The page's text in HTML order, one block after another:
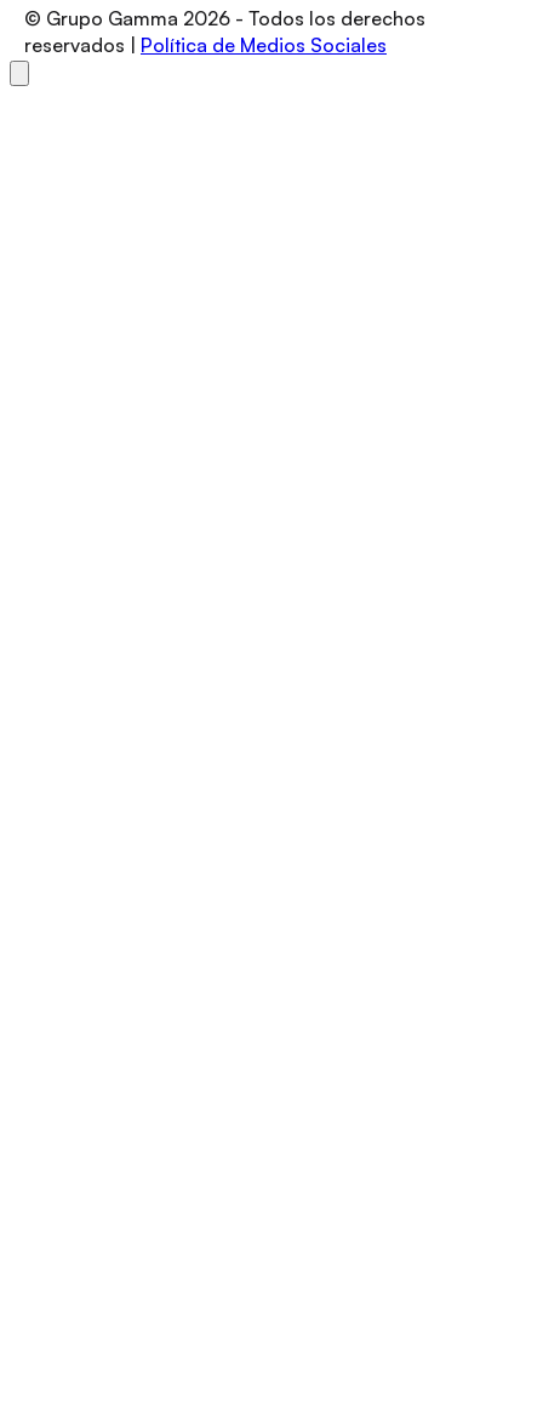
© Grupo Gamma 2026 - Todos los derechos
reservados |
Política de Medios Sociales